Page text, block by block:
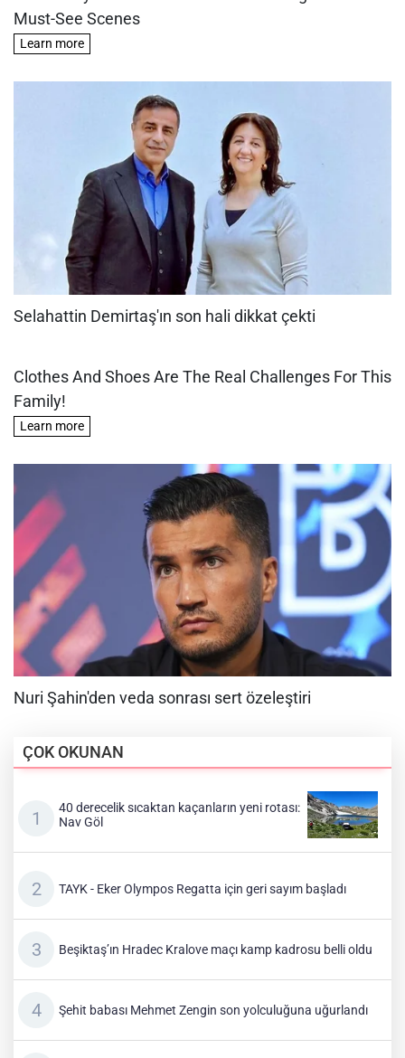
ÇOK OKUNAN
40 derecelik sıcaktan kaçanların yeni rotası:
Nav Göl
TAYK - Eker Olympos Regatta için geri sayım başladı
Beşiktaş’ın Hradec Kralove maçı kamp kadrosu belli oldu
Şehit babası Mehmet Zengin son yolculuğuna uğurlandı